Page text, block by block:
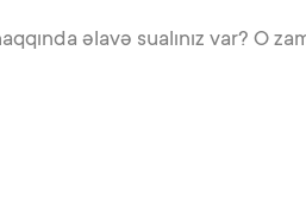
əlavə sualınız var? O